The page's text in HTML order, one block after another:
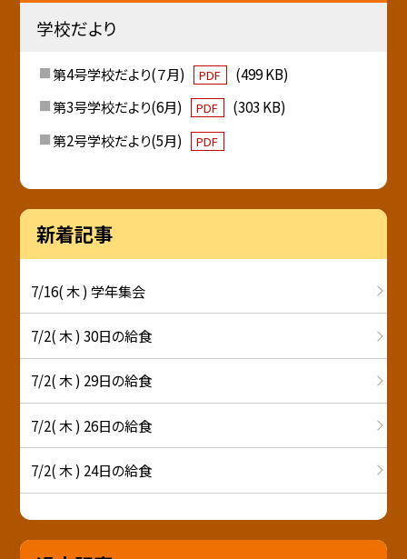
学校だより
第4号学校だより(７月) PDF
(499 KB)
第3号学校だより(6月)
PDF
(303 KB)
第2号学校だより(5月)
PDF
新着記事
7/16( 木 ) 学年集会
7/2( 木 ) 30日の給食
7/2( 木 ) 29日の給食
7/2( 木 ) 26日の給食
7/2( 木 ) 24日の給食